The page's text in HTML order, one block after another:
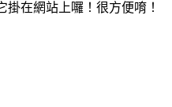
在網站上囉！很方便唷！